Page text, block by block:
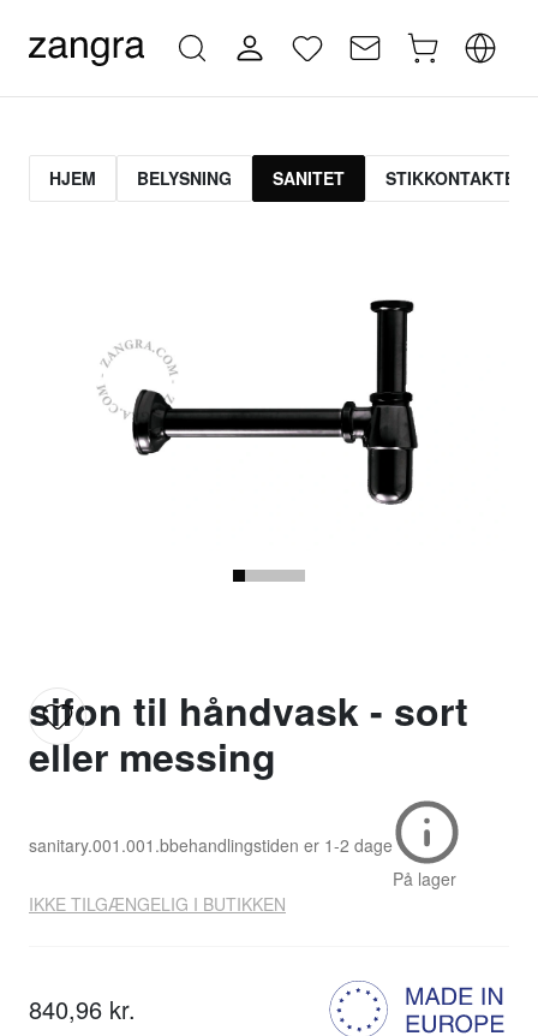
HJEM BELYSNING SANITET STIKKONTAKTER
sifon til håndvask - sort
eller messing
sanitary.001.001.bbehandlingstiden er 1-2 dage
På lager
IKKE TILGÆNGELIG I BUTIKKEN
840,96 kr.